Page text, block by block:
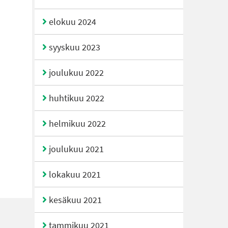
elokuu 2024
syyskuu 2023
joulukuu 2022
huhtikuu 2022
helmikuu 2022
joulukuu 2021
lokakuu 2021
kesäkuu 2021
tammikuu 2021